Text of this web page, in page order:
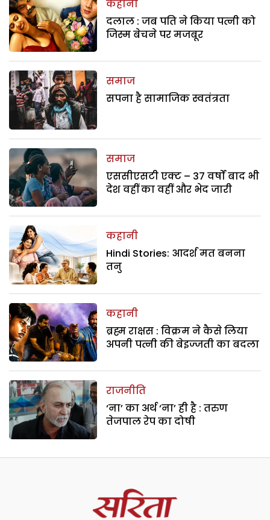
कहानी
दलाल : जब पति ने किया पत्नी को
जिस्म बेचने पर मजबूर
समाज
सपना है सामाजिक स्वतंत्रता
समाज
एससीएसटी एक्ट – 37 वर्षों बाद भी
देश वहीं का वहीं और भेद जारी
कहानी
Hindi Stories: आदर्श मत बनना
तनु
कहानी
ब्रह्म राक्षस : विक्रम ने कैसे लिया
अपनी पत्नी की बेइज्जती का बदला
राजनीति
‘ना’ का अर्थ ‘ना’ ही है : तरुण
तेजपाल रेप का दोषी